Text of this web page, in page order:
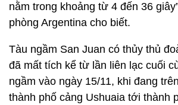
nằm trong khoảng từ 4 đến 36
phòng Argentina cho biết.
Tàu ngầm San Juan có thủy thủ
đã mất tích kể từ lần liên lạc cuối
ngầm vào ngày 15/11, khi đang
thành phố cảng Ushuaia tới thành